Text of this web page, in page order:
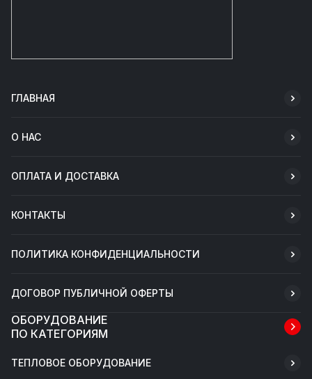
ГЛАВНАЯ
О НАС
ОПЛАТА И ДОСТАВКА
КОНТАКТЫ
ПОЛИТИКА КОНФИДЕНЦИАЛЬНОСТИ
ДОГОВОР ПУБЛИЧНОЙ ОФЕРТЫ
ОБОРУДОВАНИЕ
ПО КАТЕГОРИЯМ
ТЕПЛОВОЕ ОБОРУДОВАНИЕ